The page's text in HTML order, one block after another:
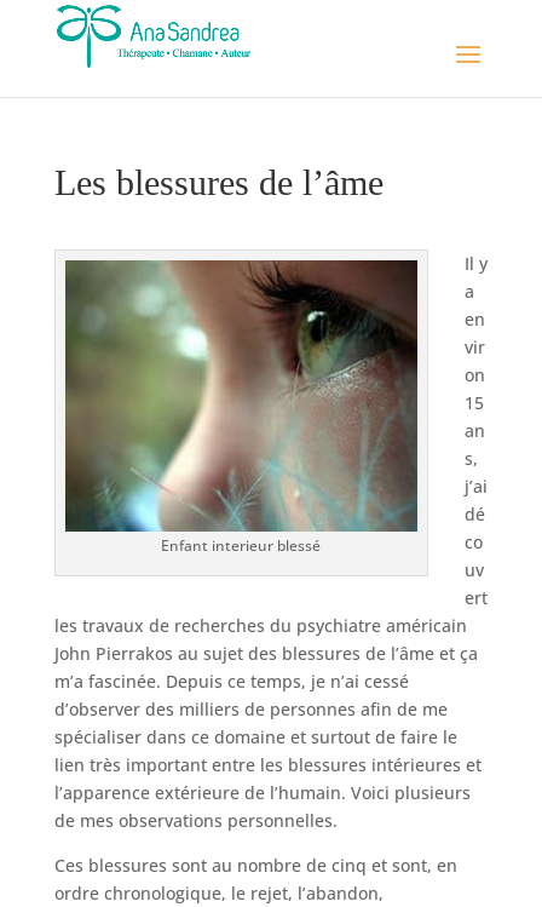
Les blessures de l’âme
Enfant interieur blessé
Il y
a
en
vir
on
15
an
s,
j’ai
dé
co
uv
ert
les travaux de recherches du psychiatre américain
John Pierrakos au sujet des blessures de l’âme et ça
m’a fascinée. Depuis ce temps, je n’ai cessé
d’observer des milliers de personnes afin de me
spécialiser dans ce domaine et surtout de faire le
lien très important entre les blessures intérieures et
l’apparence extérieure de l’humain. Voici plusieurs
de mes observations personnelles.
Ces blessures sont au nombre de cinq et sont, en
ordre chronologique, le rejet, l’abandon,